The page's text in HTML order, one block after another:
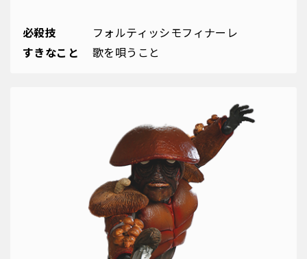
必殺技
フォルティッシモフィナーレ
すきなこと
歌を唄うこと